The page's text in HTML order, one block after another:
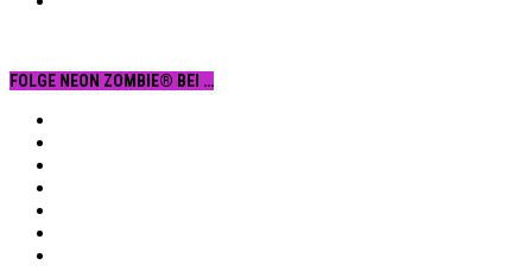
FOLGE NEON ZOMBIE® BEI …